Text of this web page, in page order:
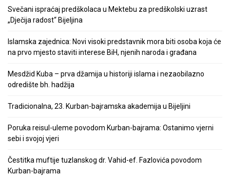
Svečani ispraćaj predškolaca u Mektebu za predškolski uzrast
„Dječija radost“ Bijeljina
Islamska zajednica: Novi visoki predstavnik mora biti osoba koja će
na prvo mjesto staviti interese BiH, njenih naroda i građana
Mesdžid Kuba – prva džamija u historiji islama i nezaobilazno
odredište bh. hadžija
Tradicionalna, 23. Kurban-bajramska akademija u Bijeljini
Poruka reisul-uleme povodom Kurban-bajrama: Ostanimo vjerni
sebi i svojoj vjeri
Čestitka muftije tuzlanskog dr. Vahid-ef. Fazlovića povodom
Kurban-bajrama